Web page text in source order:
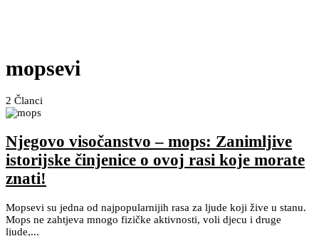
mopsevi
2 Članci
Njegovo visočanstvo – mops: Zanimljive
istorijske činjenice o ovoj rasi koje morate
znati!
Mopsevi su jedna od najpopularnijih rasa za ljude koji žive u stanu.
Mops ne zahtjeva mnogo fizičke aktivnosti, voli djecu i druge
ljude,...